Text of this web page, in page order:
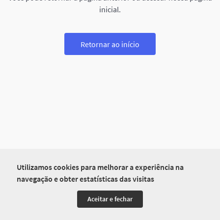
Utilizamos cookies para melhorar a experiência na
navegação e obter estatísticas das visitas
Aceitar e fechar
inicial.
Retornar ao início